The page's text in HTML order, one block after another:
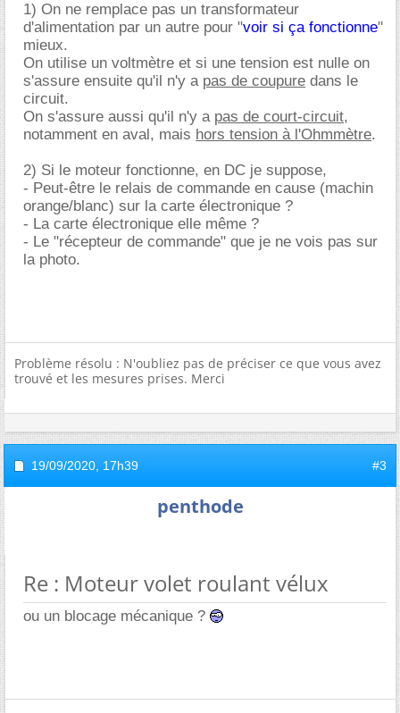
1) On ne remplace pas un transformateur
d'alimentation par un autre pour "voir si ça fonctionne"
mieux.
On utilise un voltmètre et si une tension est nulle on
s'assure ensuite qu'il n'y a pas de coupure dans le
circuit.
On s'assure aussi qu'il n'y a pas de court-circuit,
notamment en aval, mais hors tension à l'Ohmmètre.
2) Si le moteur fonctionne, en DC je suppose,
- Peut-être le relais de commande en cause (machin
orange/blanc) sur la carte électronique ?
- La carte électronique elle même ?
- Le "récepteur de commande" que je ne vois pas sur
la photo.
Problème résolu : N'oubliez pas de préciser ce que vous avez
trouvé et les mesures prises. Merci
19/09/2020, 17h39 #3
penthode
Re : Moteur volet roulant vélux
ou un blocage mécanique ?